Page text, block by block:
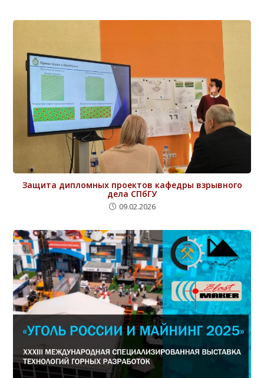
Защита дипломных проектов кафедры взрывного
дела СПбГУ
09.02.2026